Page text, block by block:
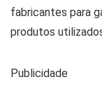
fabricantes para
produtos
Publicidade